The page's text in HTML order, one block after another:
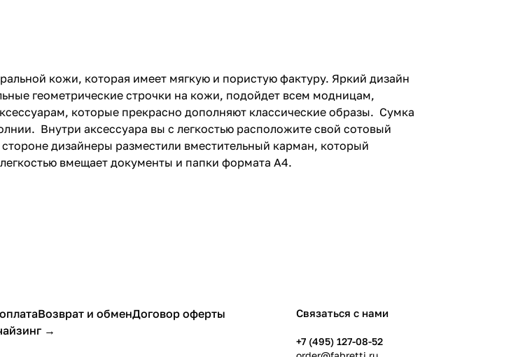
кожи, которая имеет мягкую и пористую фактуру. Яркий дизайн
геометрические строчки на кожи, подойдет всем модницам,
которые прекрасно дополняют классические образы. Сумка
Внутри аксессуара вы с легкостью расположите свой сотовый
дизайнеры разместили вместительный карман, который
вмещает документы и папки формата A4.
Возврат и обменДоговор оферты
→
Связаться с нами
+7 (495) 127-08-52